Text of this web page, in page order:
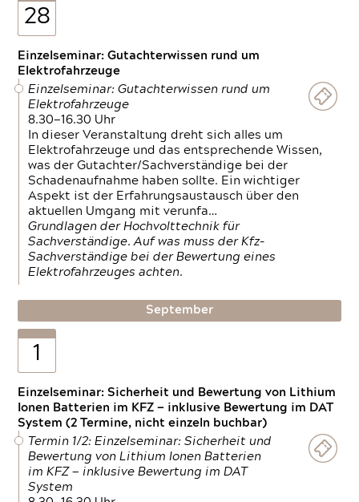
28
Einzelseminar: Gutachterwissen rund um
Elektrofahrzeuge
Einzelseminar: Gutachterwissen rund um
Elektrofahrzeuge
8.30—16.30 Uhr
In dieser Veranstaltung dreht sich alles um
Elektrofahrzeuge und das entsprechende Wissen,
was der Gutachter/Sachverständige bei der
Schadenaufnahme haben sollte. Ein wichtiger
Aspekt ist der Erfahrungsaustausch über den
aktuellen Umgang mit verunfa…
Grundlagen der Hochvolttechnik für
Sachverständige. Auf was muss der Kfz-
Sachverständige bei der Bewertung eines
Elektrofahrzeuges achten.
September
1
Einzelseminar: Sicherheit und Bewertung von Lithium
Ionen Batterien im KFZ — inklusive Bewertung im DAT
System (2 Termine, nicht einzeln buchbar)
Termin 1/2: Einzelseminar: Sicherheit und
Bewertung von Lithium Ionen Batterien
im KFZ — inklusive Bewertung im DAT
System